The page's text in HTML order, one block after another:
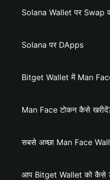
Solana Wallet पर Swap
Solana पर DApps
Bitget Wallet में Man
Man Face टोकन कैसे
सबसे अच्छा Man Face
आप Bitget Wallet को कैसे